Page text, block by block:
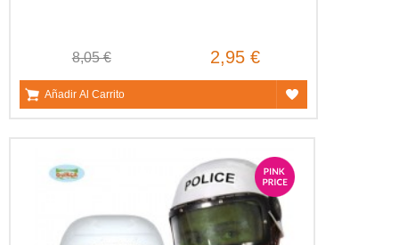
8,05 € 2,95 €
Añadir Al Carrito